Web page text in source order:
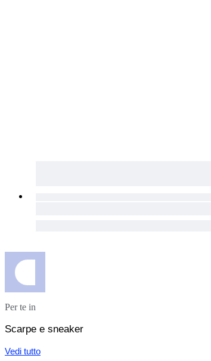
Per te in
Scarpe e sneaker
Vedi tutto